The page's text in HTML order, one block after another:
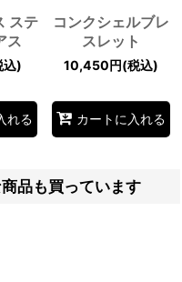
ステ
ス
込)
れる
コンクシェルブレ
スレット
10,450円(税込)
カートに入れる
品も買っています